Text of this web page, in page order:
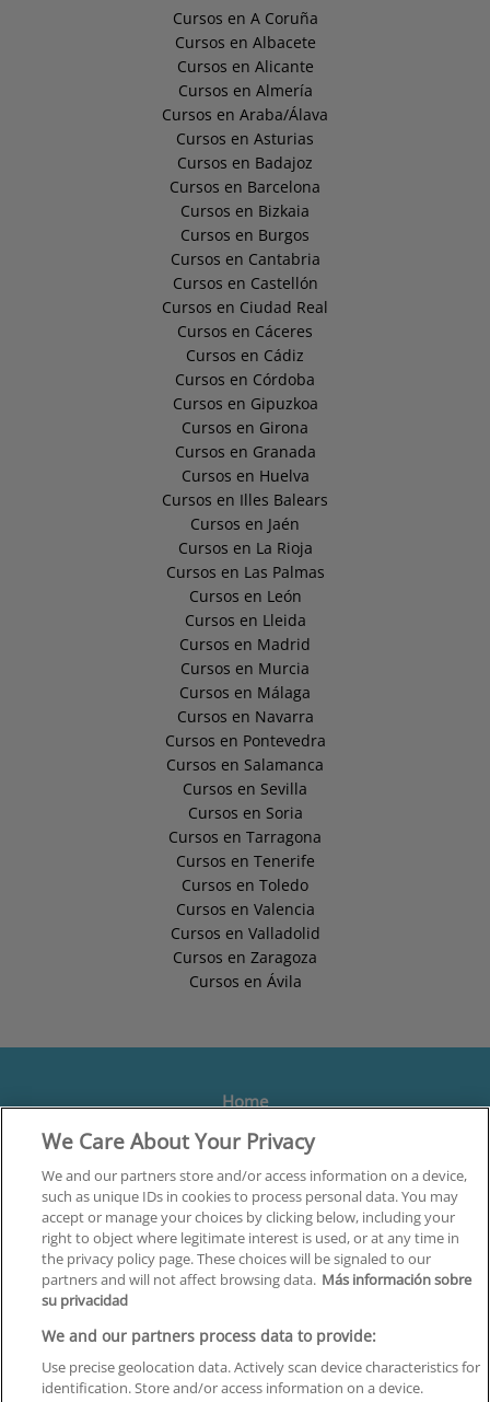
Cursos en A Coruña
Cursos en Albacete
Cursos en Alicante
Cursos en Almería
Cursos en Araba/Álava
Cursos en Asturias
Cursos en Badajoz
Cursos en Barcelona
Cursos en Bizkaia
Cursos en Burgos
Cursos en Cantabria
Cursos en Castellón
Cursos en Ciudad Real
Cursos en Cáceres
Cursos en Cádiz
Cursos en Córdoba
Cursos en Gipuzkoa
Cursos en Girona
Cursos en Granada
Cursos en Huelva
Cursos en Illes Balears
Cursos en Jaén
Cursos en La Rioja
Cursos en Las Palmas
Cursos en León
Cursos en Lleida
Cursos en Madrid
Cursos en Murcia
Cursos en Málaga
Cursos en Navarra
Cursos en Pontevedra
Cursos en Salamanca
Cursos en Sevilla
Cursos en Soria
Cursos en Tarragona
Cursos en Tenerife
Cursos en Toledo
Cursos en Valencia
Cursos en Valladolid
Cursos en Zaragoza
Cursos en Ávila
Home
Formación
Centros
Orientación
Quiénes somos
Contacta
Aviso Legal
Política de Privacidad
We Care About Your Privacy
We and our partners store and/or access information on a device,
such as unique IDs in cookies to process personal data. You may
accept or manage your choices by clicking below, including your
right to object where legitimate interest is used, or at any time in
the privacy policy page. These choices will be signaled to our
partners and will not affect browsing data. Más información sobre
su privacidad
We and our partners process data to provide:
Use precise geolocation data. Actively scan device characteristics for
identification. Store and/or access information on a device.